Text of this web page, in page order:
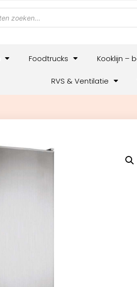
Foodtrucks Kooklijn –
RVS & Ventilatie